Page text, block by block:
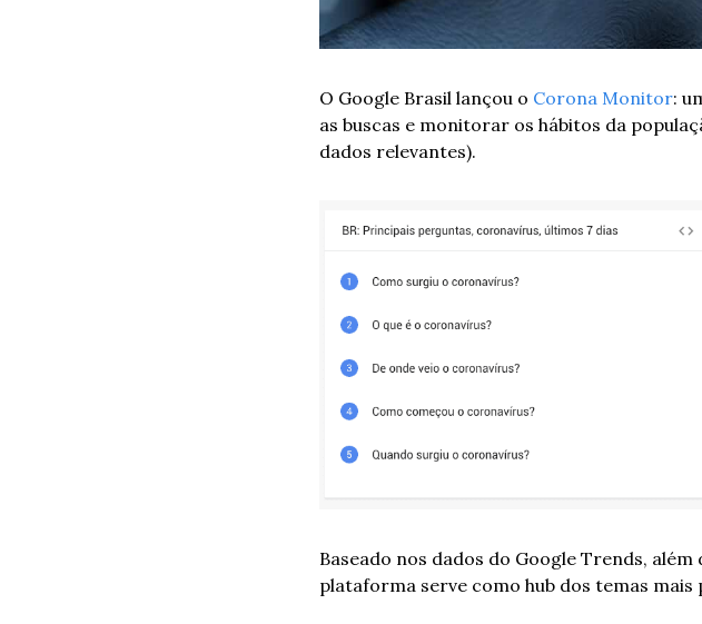
O Google Brasil lançou o Corona Monitor:
as buscas e monitorar os hábitos da
dados relevantes).
Baseado nos dados do Google Trends,
plataforma serve como hub dos temas mais